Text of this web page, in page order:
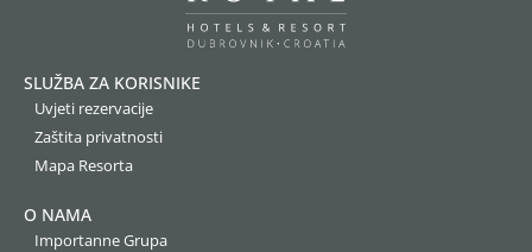
SLUŽBA ZA KORISNIKE
Uvjeti rezervacije
Zaštita privatnosti
Mapa Resorta
O NAMA
Importanne Grupa